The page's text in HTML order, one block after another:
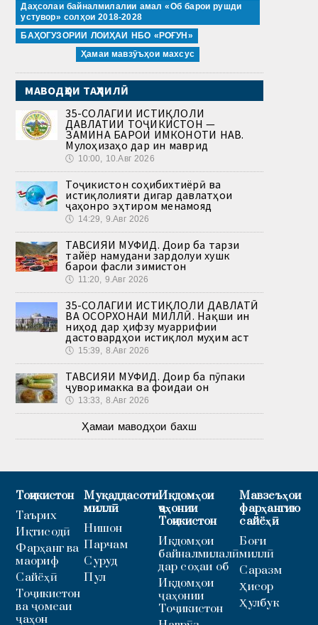
Даҳсолаи байналмилалии амал «Об барои рушди
устувор» солҳои 2018-2028
БАҲОГУЗОРИИ ЛОИҲАИ НБО «РОҒУН»
Ҳамаи мавзӯъҳои махсус
МАВОДҲОИ ТАҲЛИЛӢ
35-СОЛАГИИ ИСТИҚЛОЛИ
ДАВЛАТИИ ТОҶИКИСТОН —
ЗАМИНА БАРОИ ИМКОНОТИ НАВ.
Мулоҳизаҳо дар ин маврид
🕔 10:00, 10.Авг 2026
Тоҷикистон соҳибихтиёрӣ ва
истиқлолияти дигар давлатҳои
ҷаҳонро эҳтиром менамояд
🕔 14:29, 9.Авг 2026
ТАВСИЯИ МУФИД. Доир ба тарзи
тайёр намудани зардолуи хушк
барои фасли зимистон
🕔 11:20, 9.Авг 2026
35-СОЛАГИИ ИСТИҚЛОЛИ ДАВЛАТӢ
ВА ОСОРХОНАИ МИЛЛӢ. Нақши ин
ниҳод дар ҳифзу муаррифии
дастовардҳои истиқлол муҳим аст
🕔 15:39, 8.Авг 2026
ТАВСИЯИ МУФИД. Доир ба пӯпаки
ҷуворимакка ва фоидаи он
🕔 13:33, 8.Авг 2026
Ҳамаи маводҳои бахш
Тоҷикистон
Таърих
Иқтисодӣ
Фарҳанг ва
маориф
Сайёҳӣ
Тоҷикистон
ва ҷомеаи
ҷаҳон
Муқаддасоти
миллӣ
Нишон
Парчам
Суруд
Пул
Иқдомҳои
ҷаҳонии
Тоҷикистон
Иқдомҳои
байналмилалӣ
дар соҳаи об
Иқдомҳои
ҷаҳонии
Тоҷикистон
Мавзеъҳои
фарҳангию
сайёҳӣ
Боғи
миллӣ
Саразм
Ҳисор
Ҳулбук